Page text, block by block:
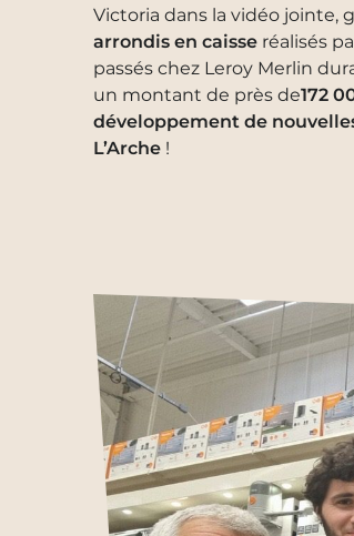
Victoria dans la vidéo jointe,
arrondis en caisse réalisés
passés chez Leroy Merlin
un montant de près de172
développement de
L’Arche !